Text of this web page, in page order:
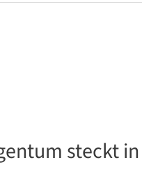
steckt